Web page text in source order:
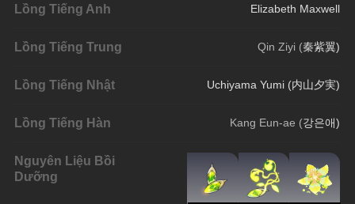
Lồng Tiếng Anh Elizabeth Maxwell
Lồng Tiếng Trung Qin Ziyi (秦紫翼)
Lồng Tiếng Nhật Uchiyama Yumi (内山夕実)
Lồng Tiếng Hàn Kang Eun-ae (강은애)
Nguyên Liệu Bồi
Dưỡng